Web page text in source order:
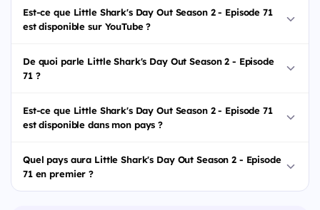
Est-ce que Little Shark's Day Out Season 2 - Episode 71
est disponible sur YouTube ?
De quoi parle Little Shark's Day Out Season 2 - Episode
71 ?
Est-ce que Little Shark's Day Out Season 2 - Episode 71
est disponible dans mon pays ?
Quel pays aura Little Shark's Day Out Season 2 - Episode
71 en premier ?